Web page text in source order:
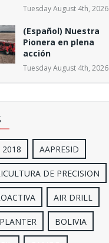
Tuesday August 4th, 2026
(Español) Nuestra
Pionera en plena
acción
Tuesday August 4th, 2026
2018 AAPRESID
DE PRECISION
AIR DRILL
BOLIVIA